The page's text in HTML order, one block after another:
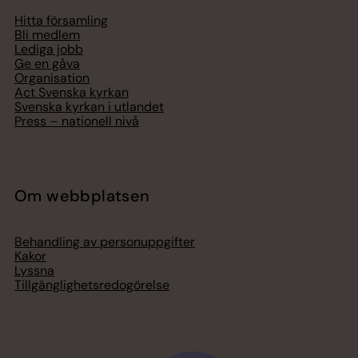
Hitta församling
Bli medlem
Lediga jobb
Ge en gåva
Organisation
Act Svenska kyrkan
Svenska kyrkan i utlandet
Press – nationell nivå
Om webbplatsen
Behandling av personuppgifter
Kakor
Lyssna
Tillgänglighetsredogörelse